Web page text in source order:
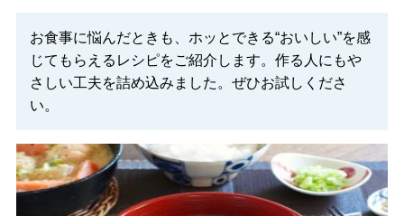
お食事に悩んだときも、ホッとできる“おいしい”を感
じてもらえるレシピをご紹介します。作る人にもや
さしい工夫を詰め込みました。ぜひお試しくださ
い。